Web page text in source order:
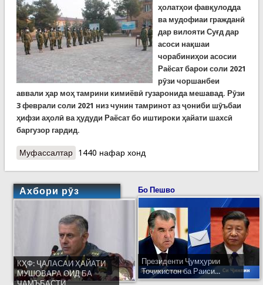
ҳолатҳои фавқулодда
ва мудофиаи гражданӣ
дар вилояти Суғд дар
асоси нақшаи
чорабиниҳои асосии
Раёсат барои соли 2021
рӯзи чоршанбеи
аввали ҳар моҳ тамрини кимиёвӣ гузаронида мешавад. Рӯзи
3 феврали соли 2021 низ чунин тамринот аз ҷониби шӯъбаи
ҳифзи аҳолӣ ва ҳудуди Раёсат бо иштироки ҳайати шахсӣ
баргузор гардид.
Муфассалтаро Тамринҳои кимиёвӣ дар Раёсати Суғд
1440 нафар хонд
Ахбори рӯз
КҲФ: ҶАЛАСАИ ҲАЙАТИ
МУШОВАРА ОИД БА
Бо Пешво
Президенти Ҷумҳурии
Тоҷикистон ба Раиси...